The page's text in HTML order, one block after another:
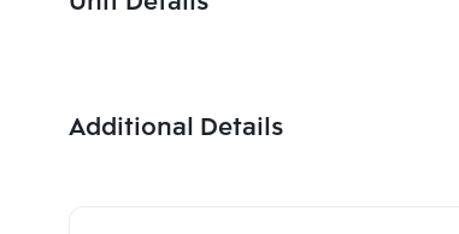
Additional Details